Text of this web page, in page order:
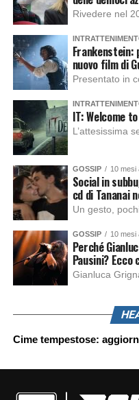
nuovo film di
IT: Welcome
GOSSIP 10 mesi
Social in
cd di Tananai
GOSSIP 10 mesi
Perché
Pausini? Ecco
Cime tempestose: